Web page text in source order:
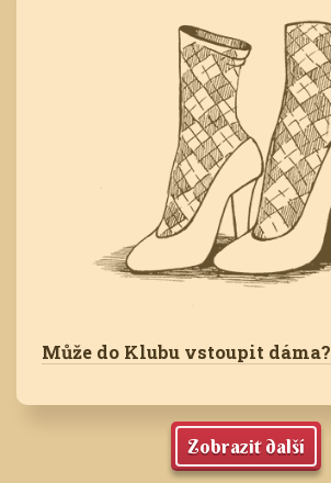
Může do Klubu vstoupit dáma?
Zobrazit další